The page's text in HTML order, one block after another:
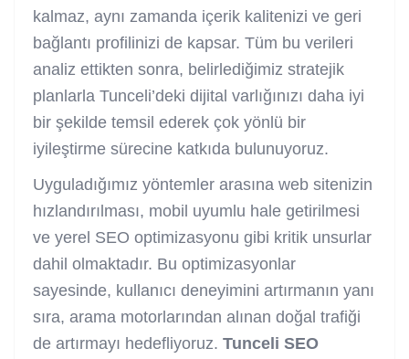
kalmaz, aynı zamanda içerik kalitenizi ve geri
bağlantı profilinizi de kapsar. Tüm bu verileri
analiz ettikten sonra, belirlediğimiz stratejik
planlarla Tunceli’deki dijital varlığınızı daha iyi
bir şekilde temsil ederek çok yönlü bir
iyileştirme sürecine katkıda bulunuyoruz.
Uyguladığımız yöntemler arasına web sitenizin
hızlandırılması, mobil uyumlu hale getirilmesi
ve yerel SEO optimizasyonu gibi kritik unsurlar
dahil olmaktadır. Bu optimizasyonlar
sayesinde, kullanıcı deneyimini artırmanın yanı
sıra, arama motorlarından alınan doğal trafiği
de artırmayı hedefliyoruz. Tunceli SEO